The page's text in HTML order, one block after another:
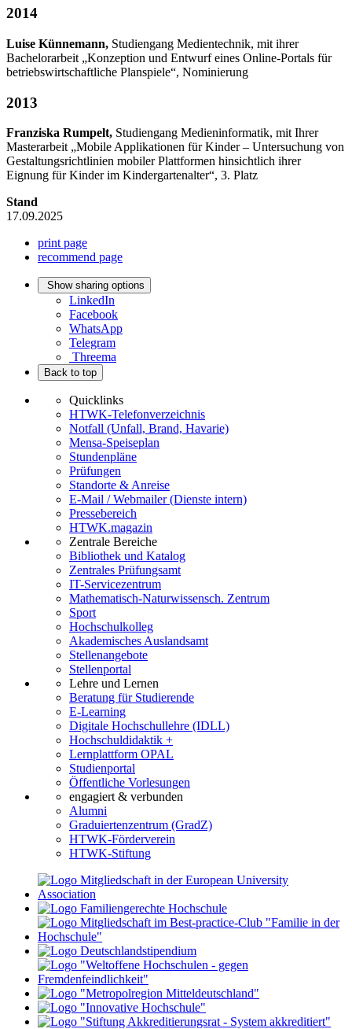
2014
Luise Künnemann, Studiengang Medientechnik, mit ihrer
Bachelorarbeit „Konzeption und Entwurf eines Online-Portals für
betriebswirtschaftliche Planspiele“, Nominierung
2013
Franziska Rumpelt, Studiengang Medieninformatik, mit Ihrer
Masterarbeit „Mobile Applikationen für Kinder – Untersuchung von
Gestaltungsrichtlinien mobiler Plattformen hinsichtlich ihrer
Eignung für Kinder im Kindergartenalter“, 3. Platz
Stand
17.09.2025
print page
recommend page
Show sharing options
LinkedIn
Facebook
WhatsApp
Telegram
Threema
Back to top
Quicklinks
HTWK-Telefonverzeichnis
Notfall (Unfall, Brand, Havarie)
Mensa-Speiseplan
Stundenpläne
Prüfungen
Standorte & Anreise
E-Mail / Webmailer (Dienste intern)
Pressebereich
HTWK.magazin
Zentrale Bereiche
Bibliothek und Katalog
Zentrales Prüfungsamt
IT-Servicezentrum
Mathematisch-Naturwissensch. Zentrum
Sport
Hochschulkolleg
Akademisches Auslandsamt
Stellenangebote
Stellenportal
Lehre und Lernen
Beratung für Studierende
E-Learning
Digitale Hochschullehre (IDLL)
Hochschuldidaktik +
Lernplattform OPAL
Studienportal
Öffentliche Vorlesungen
engagiert & verbunden
Alumni
Graduiertenzentrum (GradZ)
HTWK-Förderverein
HTWK-Stiftung